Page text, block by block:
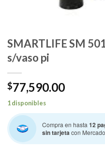
SMARTLIFE SM
s/vaso pi
$77,590.00
1 disponibles
Compra en hasta 12
sin tarjetacon